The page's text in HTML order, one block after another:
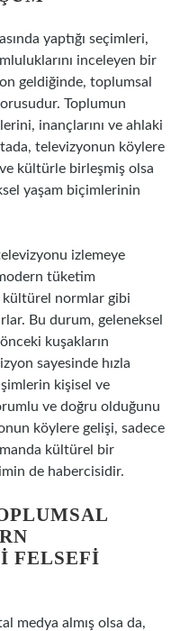
yaptığı seçimleri,
inceleyen bir
geldiğinde, toplumsal
Toplumun
inançlarını ve ahlaki
televizyonun köylere
kültürle birleşmiş olsa
yaşam biçimlerinin
izlemeye
tüketim
kültürel normlar gibi
Bu durum, geleneksel
kuşakların
sayesinde hızla
kişisel ve
ve doğru olduğunu
köylere gelişi, sadece
kültürel bir
de habercisidir.
FELSEFI
medya almış olsa da,